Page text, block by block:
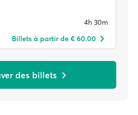
4h 30m
Billets à partir de € 60.00
des billets